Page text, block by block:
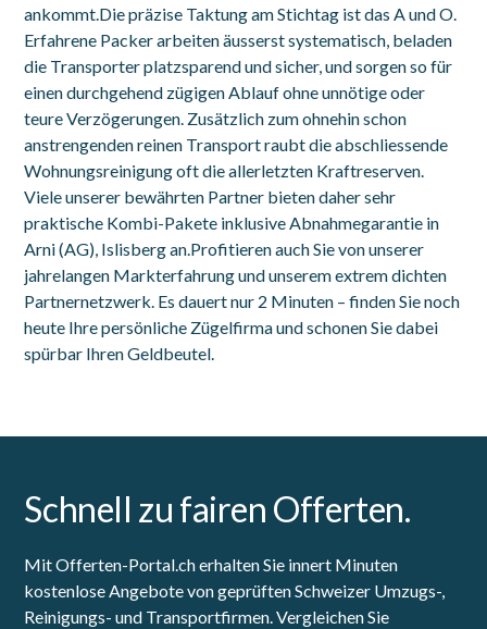
ankommt.Die präzise Taktung am Stichtag ist das A und O.
Erfahrene Packer arbeiten äusserst systematisch, beladen
die Transporter platzsparend und sicher, und sorgen so für
einen durchgehend zügigen Ablauf ohne unnötige oder
teure Verzögerungen. Zusätzlich zum ohnehin schon
anstrengenden reinen Transport raubt die abschliessende
Wohnungsreinigung oft die allerletzten Kraftreserven.
Viele unserer bewährten Partner bieten daher sehr
praktische Kombi-Pakete inklusive Abnahmegarantie in
Arni (AG), Islisberg an.Profitieren auch Sie von unserer
jahrelangen Markterfahrung und unserem extrem dichten
Partnernetzwerk. Es dauert nur 2 Minuten – finden Sie noch
heute Ihre persönliche Zügelfirma und schonen Sie dabei
spürbar Ihren Geldbeutel.
Schnell zu fairen Offerten.
Mit Offerten-Portal.ch erhalten Sie innert Minuten
kostenlose Angebote von geprüften Schweizer Umzugs-,
Reinigungs- und Transportfirmen. Vergleichen Sie